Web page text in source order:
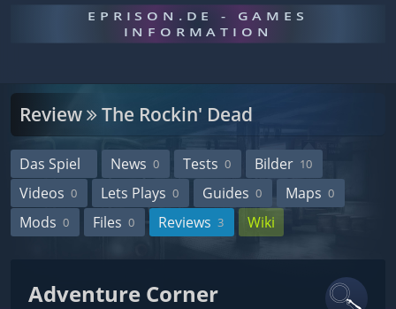
EPRISON.DE - GAMES
INFORMATION
Review The Rockin' Dead
Das Spiel News 0 Tests 0 Bilder 10
Videos 0 Lets Plays 0 Guides 0 Maps 0
Mods 0 Files 0 Reviews 3 Wiki
Adventure Corner